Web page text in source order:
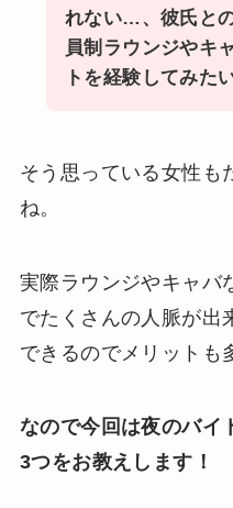
れない…、彼氏と
員制ラウンジやキ
トを経験してみた
そう思っている女性も
ね。
実際ラウンジやキャバ
でたくさんの人脈が出
できるのでメリットも
なので今回は夜のバイ
3つをお教えします！